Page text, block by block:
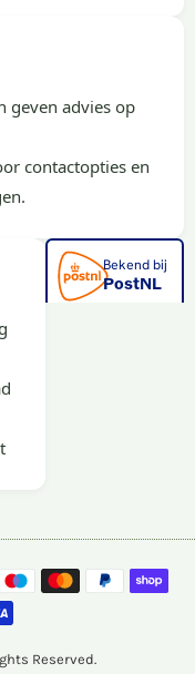
geven advies op
contactopties en
Reserved.